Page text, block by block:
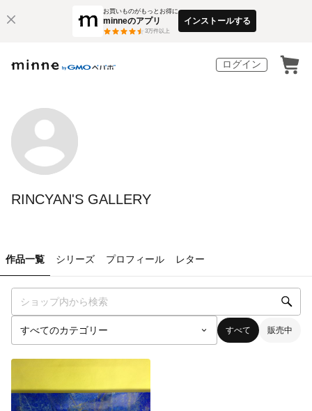
お買いものがもっとお得に
minneのアプリ
3万件以上
インストールする
ログイン
RINCYAN'S GALLERY
作品一覧 シリーズ プロフィール レター
すべて 販売中